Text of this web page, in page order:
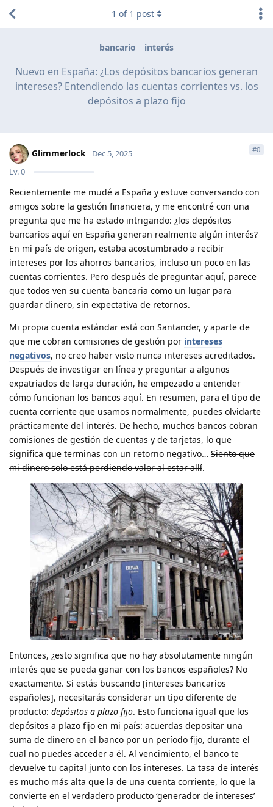
bancario interés
Nuevo en España: ¿Los depósitos bancarios generan
intereses? Entendiendo las cuentas corrientes vs. los
depósitos a plazo fijo
1 of 1 post
Glimmerlock
Lv.0
Dec 5, 2025 #0
Recientemente me mudé a España y estuve conversando con
amigos sobre la gestión financiera, y me encontré con una
pregunta que me ha estado intrigando: ¿los depósitos
bancarios aquí en España generan realmente algún interés?
En mi país de origen, estaba acostumbrado a recibir
intereses por los ahorros bancarios, incluso un poco en las
cuentas corrientes. Pero después de preguntar aquí, parece
que todos ven su cuenta bancaria como un lugar para
guardar dinero, sin expectativa de retornos.
Mi propia cuenta estándar está con Santander, y aparte de
que me cobran comisiones de gestión por intereses
negativos, no creo haber visto nunca intereses acreditados.
Después de investigar en línea y preguntar a algunos
expatriados de larga duración, he empezado a entender
cómo funcionan los bancos aquí. En resumen, para el tipo de
cuenta corriente que usamos normalmente, puedes olvidarte
prácticamente del interés. De hecho, muchos bancos cobran
comisiones de gestión de cuentas y de tarjetas, lo que
significa que terminas con un retorno negativo… Siento que
mi dinero solo está perdiendo valor al estar allí.
Entonces, ¿esto significa que no hay absolutamente ningún
interés que se pueda ganar con los bancos españoles? No
exactamente. Si estás buscando [intereses bancarios
españoles], necesitarás considerar un tipo diferente de
producto: depósitos a plazo fijo. Esto funciona igual que los
depósitos a plazo fijo en mi país: acuerdas depositar una
suma de dinero en el banco por un período fijo, durante el
cual no puedes acceder a él. Al vencimiento, el banco te
devuelve tu capital junto con los intereses. La tasa de interés
es mucho más alta que la de una cuenta corriente, lo que la
convierte en el verdadero producto ‘generador de intereses’